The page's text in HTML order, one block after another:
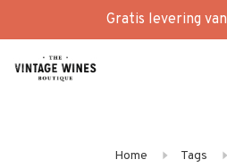
Gratis levering
Home Tags